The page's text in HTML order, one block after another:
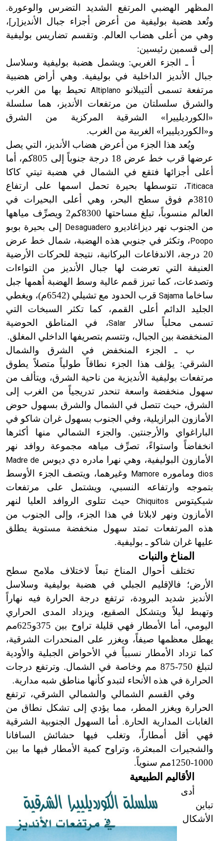
المظهر الهضبي المرتفع الشديد التضرس والوعورة.
وتُعد هضبة بوليفية من أعرض أجزاء جبال الأنديز[ر ]،
وهي من أعلى هضاب العالم. وتقسم تضاريس بوليفية
إلى قسمين رئيسين:
أ ـ الجزء الغربي: ويشمل هضبة بوليفية وسلاسل
جبال الأنديز الداخلية في بوليفية. وهي أراض هضبية
مرتفعة تسمى ألتيبلانو Altiplanoتحيط بها من الغرب
والشرق سلسلتان من مرتفعات الأنديز، هما سلسلة
«الكورديلييرا» الشرقية المركزية من الشرق
و« الكورديلييرا» الغربية من الغرب.
ويُعد هذا الجزء من أعرض هضاب الأنديز، التي يصل
عرضها قرب خط عرض 18 درجة جنوباً إلى 805كم، أما
أعلى أجزائها فتقع في الشمال في هضبة تيتي كاكا
Titicaca، تتوسطها بحيرة تحمل اسمها على ارتفاع
3810م فوق سطح البحر، وهي أعلى البحيرات في
العالم منسوباً، تبلغ مساحتها 8300كم2 ويصرِّف مياهها
من الجنوب نهر ديزاغاديرو Desaguadero إلى بحيرة بوبو
Poopo ، وتكثر في جنوبي هذه الهضبة، شمال خط عرض
20 درجة، الاندفاعات البركانية، نتيجة للحركات الأرضية
العنيفة التي تعرضت لها جبال الأنديز من التواءات
وتصدعات، كما تبرز قمم عالية وسط الهضبة أهمها جبل
ساخاماSajama
قرب الحدود مع تشيلي (6542م)، ويغطي
الجليد الدائم أعلى القمم، كما تكثر السبخات التي
تسمى محلياً سالارSalar، في المناطق الحوضية
المنخفضة بين الجبال، وتتسم بتصريفها الداخلي المغلق.
ب ـ الجزء المنخفض في الشرق والشمال
الشرقي: يؤلف هذا الجزء نطاقاً طولياً متصلاً يطوق
مرتفعات بوليفية الأنديزية من ناحية الشرق، ويتألف من
سهول منخفضة واسعة تنحدر تدريجياً من الغرب إلى
الشرق، حيث تتصل في الشمال والشرق بسهول حوض
الأمازون البرازيلية، وفي الجنوب بسهول غران شاكو في
الباراغواي والأرجنتين. والجزء الشمالي منها أكثرها
انخفاضاً واستواءً، تصرِّف مياهه مجموعة روافد نهر
الأمازون البوليفية، وهي نهرا مادره دي ديوس Madre de
diosومامورهMamore
وغيرهما، ويتصف الجزء الأوسط
بتموجه وارتفاعه النسبي، ويشتمل على مرتفعات
شيكيتوس
Chiquitos حيث تتلوى الروافد العليا لنهر
الأمازون ونهر لابلاتا في هذا الجزء، وإلى الجنوب من
هذه المرتفعات تمتد سهول منخفضة مستوية يطلق
عليها غران شاكو ـ بوليفية.
المناخ والنبات
تختلف أحوال المناخ تبعاً لاختلاف ملامح سطح
الأرض؛ فالإقليم الجبلي في هضبة بوليفية وسلاسل
الأنديز شديد البرودة، ترتفع درجة الحرارة فيه نهاراً
وتهبط ليلاً ويتشكل الصقيع، ويزداد المدى الحراري
اليومي، أما الأمطار فهي قليلة تراوح بين 375و625مم
يهطل معظمها صيفاً، ويغزر على المنحدرات الشرقية،
كما تزداد الأمطار نسبياً في الأحواض الجبلية والأودية
لتبلغ 750
-
875 مم وخاصة في الشمال. وترتفع درجات
الحرارة في هذه الأنحاء لتبدو كأنها مناطق شبه مدارية.
وفي القسم الشمالي والشمالي الشرقي، ترتفع
الحرارة ويغزر المطر، مما يؤدي إلى تشكل نطاق من
الغابات المدارية الحارة. أما السهول الجنوبية الشرقية
فهي أقل أمطاراً، وتغلب فيها حشائش السافانا
والشجيرات المبعثرة، وتراوح كمية الأمطار فيها ما بين
1000
-1250مم سنوياً.
الأقاليم الطبيعية
أدى
تباين
الأشكال